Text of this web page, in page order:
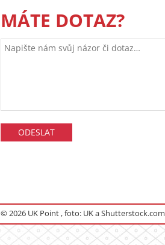
MÁTE DOTAZ?
© 2026 UK Point , foto: UK a Shutterstock.com